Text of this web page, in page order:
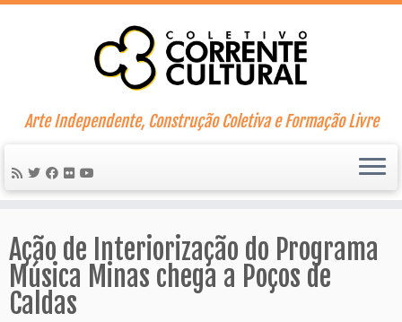
Skip
Arte Independente, Construção Coletiva e Formação Livre
Ação de Interiorização do Programa
Música Minas chega a Poços de
Caldas